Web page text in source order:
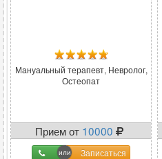
Мануальный терапевт, Невролог,
Остеопат
Прием от 10000
Записаться